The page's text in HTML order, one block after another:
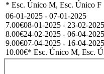
* Esc. Único M, Esc. Único F
06-01-2025 - 07-01-2025
7.00€08-01-2025 - 23-02-2025
8.00€24-02-2025 - 06-04-2025
9.00€07-04-2025 - 16-04-2025
10.00€* Esc. Único M, Esc.